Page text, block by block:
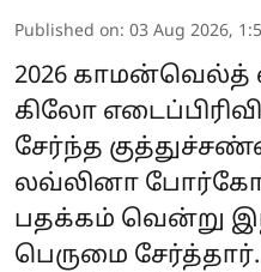
Published on: 03 Aug 2026,
2026 காமன்வெல்த்
கிலோ
சேர்ந்த
லவ்லினா
பதக்கம் வென்று
பெருமை